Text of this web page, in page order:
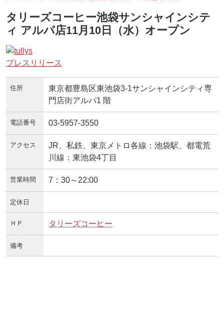
タリーズコーヒー池袋サンシャインシテ
ィ アルパ店11月10日（水）オープン
プレスリリース
住所
東京都豊島区東池袋3-1サンシャインシティ専
門店街アルパ1 階
電話番号 03-5957-3550
アクセス
JR、私鉄、東京メトロ各線：池袋駅、都電荒
川線：東池袋4丁目
営業時間 7：30～22:00
定休日
ＨＰ タリーズコーヒー
備考